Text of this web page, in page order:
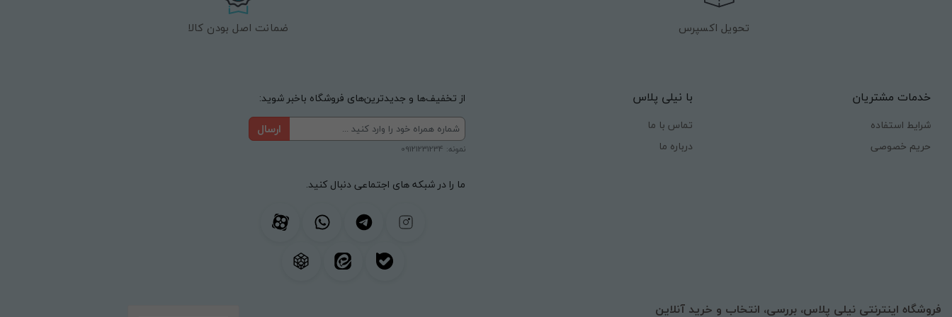
تحویل اکسپرس ضمانت اصل بودن کالا
خدمات مشتریان
شرایط استفاده
حریم خصوصی
با نیلی پلاس
تماس با ما
درباره ما
از تخفیف‌ها و جدیدترین‌های فروشگاه باخبر شوید:
ارسال
نمونه: 09121231234
ما را در شبکه های اجتماعی دنبال کنید.
فروشگاه اینترنتی نیلی پلاس، بررسی، انتخاب و خرید آنلاین